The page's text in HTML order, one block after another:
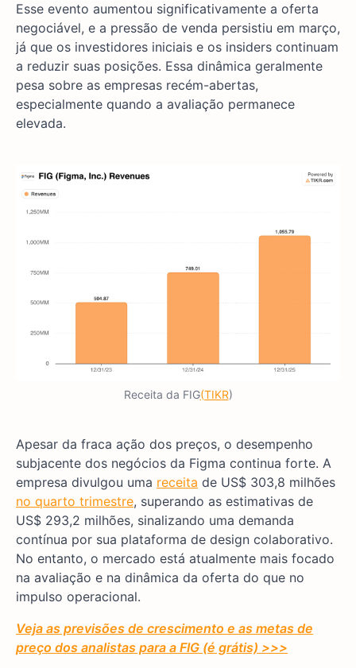
Esse evento aumentou significativamente a oferta
negociável, e a pressão de venda persistiu em março,
já que os investidores iniciais e os insiders continuam
a reduzir suas posições. Essa dinâmica geralmente
pesa sobre as empresas recém-abertas,
especialmente quando a avaliação permanece
elevada.
Receita da FIG(TIKR)
Apesar da fraca ação dos preços, o desempenho
subjacente dos negócios da Figma continua forte. A
empresa divulgou uma receita de US$ 303,8 milhões
no quarto trimestre, superando as estimativas de
US$ 293,2 milhões, sinalizando uma demanda
contínua por sua plataforma de design colaborativo.
No entanto, o mercado está atualmente mais focado
na avaliação e na dinâmica da oferta do que no
impulso operacional.
Veja as previsões de crescimento e as metas de
preço dos analistas para a FIG (é grátis) >>>